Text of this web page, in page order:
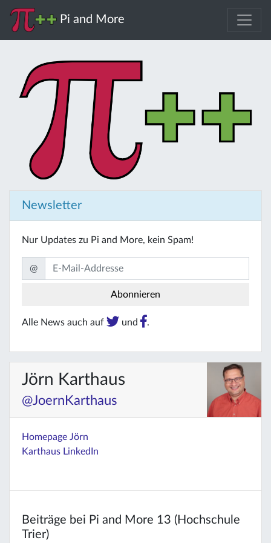
Pi and More
Newsletter
Nur Updates zu Pi and More, kein Spam!
@
Alle News auch auf und .
Jörn Karthaus
@JoernKarthaus
Homepage Jörn
Karthaus LinkedIn
Beiträge bei Pi and More 13 (Hochschule
Trier)